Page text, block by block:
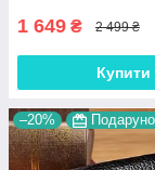
1 649 ₴ 2 499 ₴
Купити
–20%